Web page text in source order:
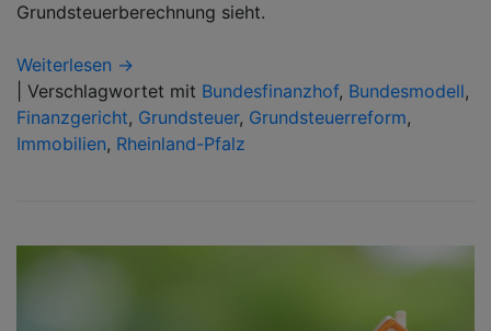
Grundsteuerberechnung sieht.
Weiterlesen →
Verschlagwortet mit Bundesfinanzhof, Bundesmodell,
Finanzgericht, Grundsteuer, Grundsteuerreform,
Immobilien, Rheinland-Pfalz